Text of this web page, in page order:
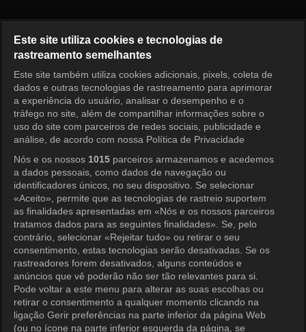
Entrar
Este site utiliza cookies e tecnologias de
rastreamento semelhantes
Este site também utiliza cookies adicionais, pixels, coleta de
dados e outras tecnologias de rastreamento para aprimorar
a experiência do usuário, analisar o desempenho e o
tráfego no site, além de compartilhar informações sobre o
uso do site com parceiros de redes sociais, publicidade e
análise, de acordo com nossa Política de Privacidade
Nós e os nossos 1015 parceiros armazenamos e acedemos
a dados pessoais, como dados de navegação ou
identificadores únicos, no seu dispositivo. Se selecionar
«Aceito», permite que as tecnologias de rastreio suportem
as finalidades apresentadas em «Nós e os nossos parceiros
tratamos dados para as seguintes finalidades». Se, pelo
contrário, selecionar «Rejeitar tudo» ou retirar o seu
consentimento, estas tecnologias serão desativadas. Se os
rastreadores forem desativados, alguns conteúdos e
anúncios que vê poderão não ser tão relevantes para si.
Pode voltar a este menu para alterar as suas escolhas ou
retirar o consentimento a qualquer momento clicando na
ligação Gerir preferências na parte inferior da página Web
(ou no ícone na parte inferior esquerda da página, se